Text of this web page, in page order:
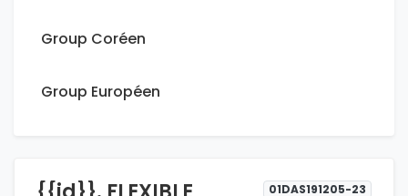
Group Coréen
Group Européen
01DAS191205-23